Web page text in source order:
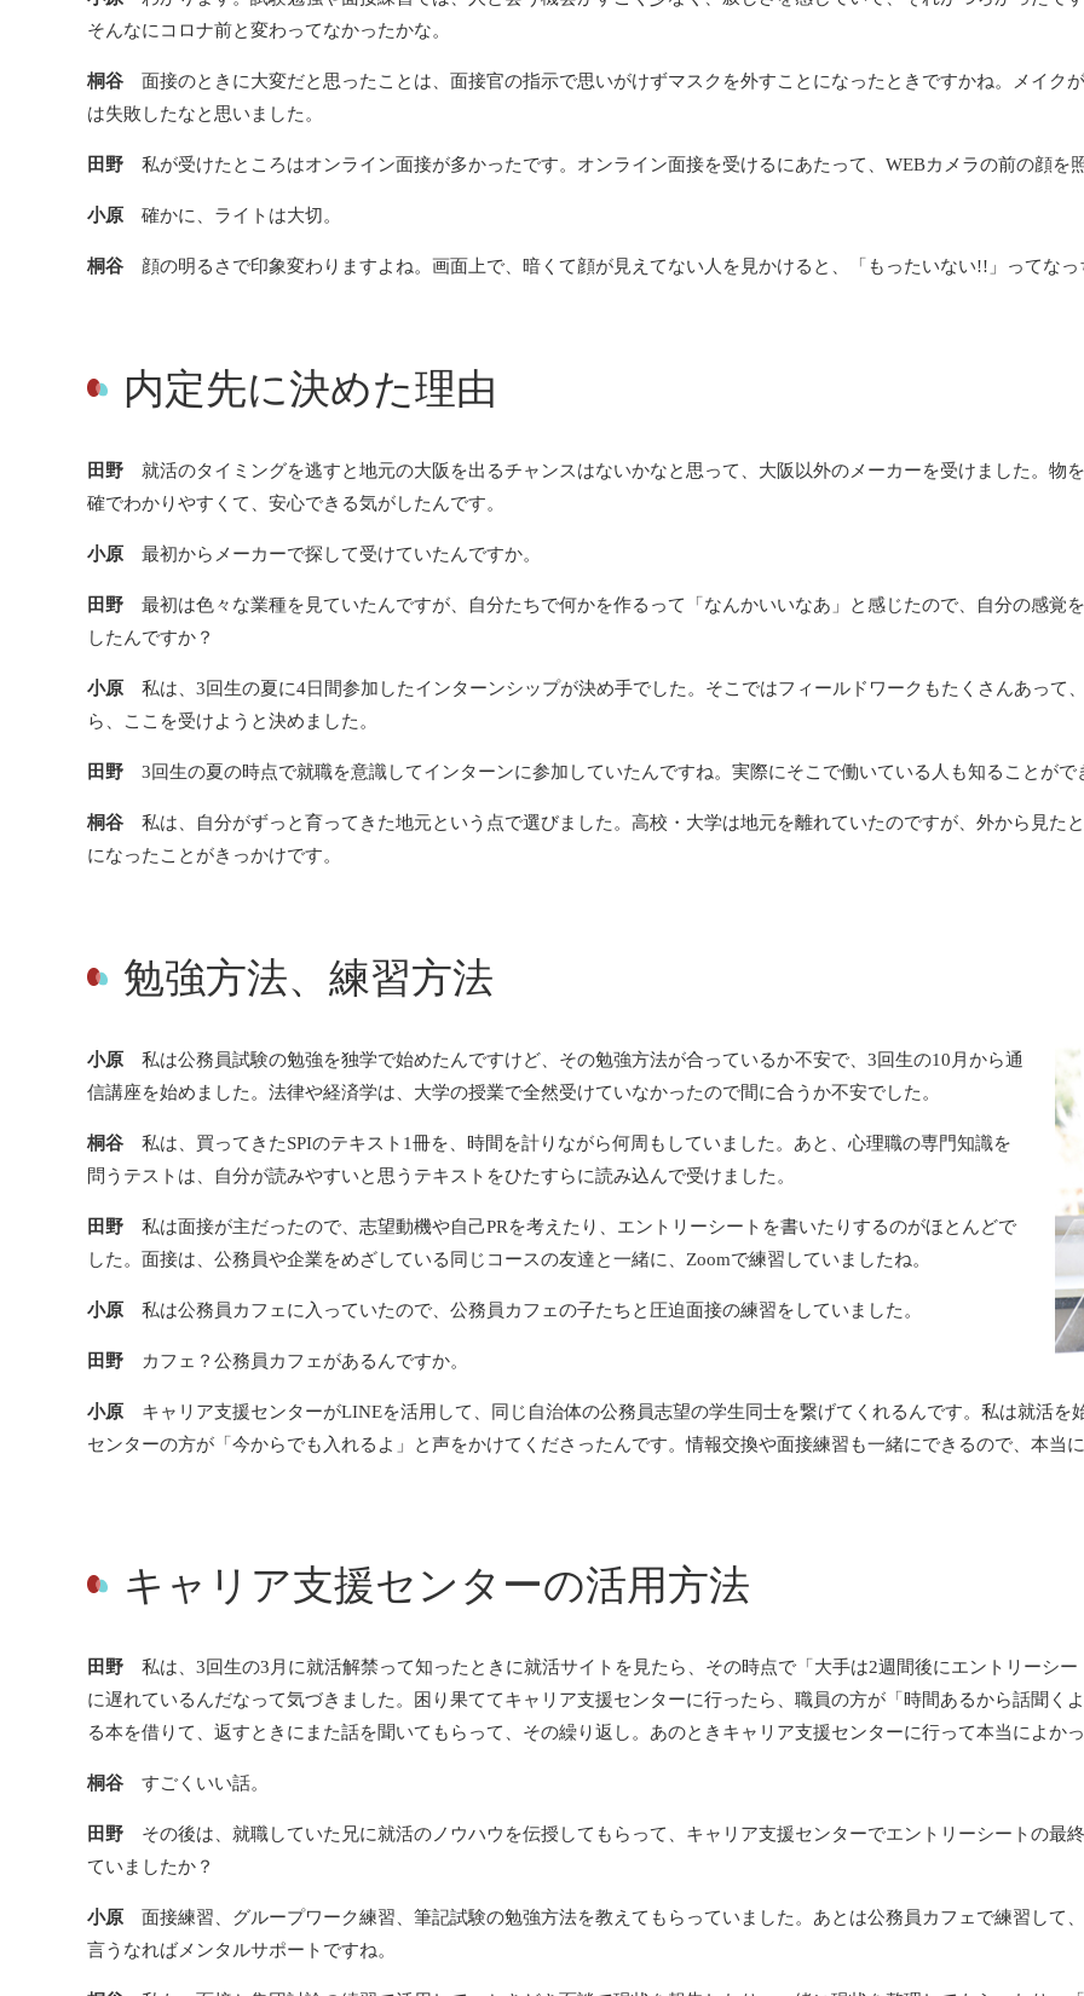
そんなにコロナ前と変わってなかったかな。
桐谷 面接のときに大変だと思ったことは、面接官の指示で思いがけずマスクを外すことになったときですかね。メイク
は失敗したなと思いました。
田野 私が受けたところはオンライン面接が多かったです。オンライン面接を受けるにあたって、WEBカメラの前の顔を
小原 確かに、ライトは大切。
桐谷 顔の明るさで印象変わりますよね。画面上で、暗くて顔が見えてない人を見かけると、「もったいない!!」ってな
内定先に決めた理由
田野 就活のタイミングを逃すと地元の大阪を出るチャンスはないかなと思って、大阪以外のメーカーを受けました。物
確でわかりやすくて、安心できる気がしたんです。
小原 最初からメーカーで探して受けていたんですか。
田野 最初は色々な業種を見ていたんですが、自分たちで何かを作るって「なんかいいなあ」と感じたので、自分の感覚
したんですか？
小原 私は、3回生の夏に4日間参加したインターンシップが決め手でした。そこではフィールドワークもたくさんあって
ら、ここを受けようと決めました。
田野 3回生の夏の時点で就職を意識してインターンに参加していたんですね。実際にそこで働いている人も知ることが
桐谷 私は、自分がずっと育ってきた地元という点で選びました。高校・大学は地元を離れていたのですが、外から見た
になったことがきっかけです。
勉強方法、練習方法
小原 私は公務員試験の勉強を独学で始めたんですけど、その勉強方法が合っているか不安で、3回生の10月から通
信講座を始めました。法律や経済学は、大学の授業で全然受けていなかったので間に合うか不安でした。
桐谷 私は、買ってきたSPIのテキスト1冊を、時間を計りながら何周もしていました。あと、心理職の専門知識を
問うテストは、自分が読みやすいと思うテキストをひたすらに読み込んで受けました。
田野 私は面接が主だったので、志望動機や自己PRを考えたり、エントリーシートを書いたりするのがほとんどで
した。面接は、公務員や企業をめざしている同じコースの友達と一緒に、Zoomで練習していましたね。
小原 私は公務員カフェに入っていたので、公務員カフェの子たちと圧迫面接の練習をしていました。
田野 カフェ？公務員カフェがあるんですか。
小原 キャリア支援センターがLINEを活用して、同じ自治体の公務員志望の学生同士を繋げてくれるんです。私は就活を
センターの方が「今からでも入れるよ」と声をかけてくださったんです。情報交換や面接練習も一緒にできるので、本当
キャリア支援センターの活用方法
田野 私は、3回生の3月に就活解禁って知ったときに就活サイトを見たら、その時点で「大手は2週間後にエントリーシ
に遅れているんだなって気づきました。困り果ててキャリア支援センターに行ったら、職員の方が「時間あるから話聞く
る本を借りて、返すときにまた話を聞いてもらって、その繰り返し。あのときキャリア支援センターに行って本当によか
桐谷 すごくいい話。
田野 その後は、就職していた兄に就活のノウハウを伝授してもらって、キャリア支援センターでエントリーシートの最
ていましたか？
小原 面接練習、グループワーク練習、筆記試験の勉強方法を教えてもらっていました。あとは公務員カフェで練習して
言うなればメンタルサポートですね。